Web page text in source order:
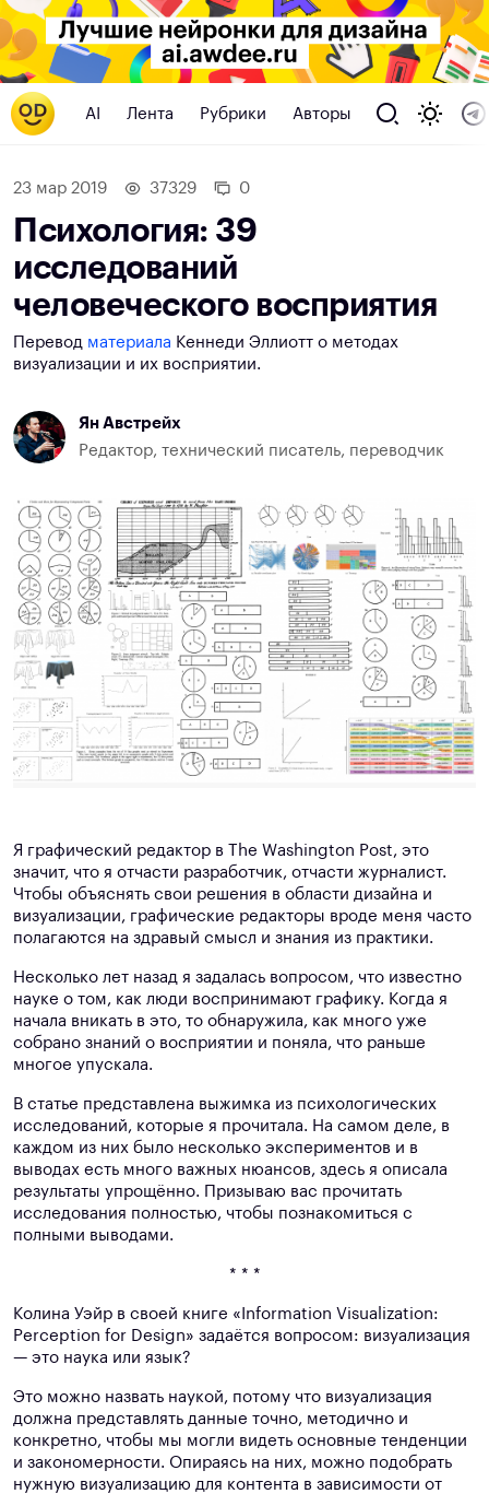
AI Лента Рубрики Авторы
23 мар 2019 37329 0
Психология: 39
исследований
человеческого восприятия
Перевод материала Кеннеди Эллиотт о методах
визуализации и их восприятии.
Ян Австрейх
Редактор, технический писатель, переводчик
Я графический редактор в The Washington Post, это
значит, что я отчасти разработчик, отчасти журналист.
Чтобы объяснять свои решения в области дизайна и
визуализации, графические редакторы вроде меня часто
полагаются на здравый смысл и знания из практики.
Несколько лет назад я задалась вопросом, что известно
науке о том, как люди воспринимают графику. Когда я
начала вникать в это, то обнаружила, как много уже
собрано знаний о восприятии и поняла, что раньше
многое упускала.
В статье представлена выжимка из психологических
исследований, которые я прочитала. На самом деле, в
каждом из них было несколько экспериментов и в
выводах есть много важных нюансов, здесь я описала
результаты упрощённо. Призываю вас прочитать
исследования полностью, чтобы познакомиться с
полными выводами.
* * *
Колина Уэйр в своей книге «Information Visualization:
Perception for Design» задаётся вопросом: визуализация
— это наука или язык?
Это можно назвать наукой, потому что визуализация
должна представлять данные точно, методично и
конкретно, чтобы мы могли видеть основные тенденции
и закономерности. Опираясь на них, можно подобрать
нужную визуализацию для контента в зависимости от